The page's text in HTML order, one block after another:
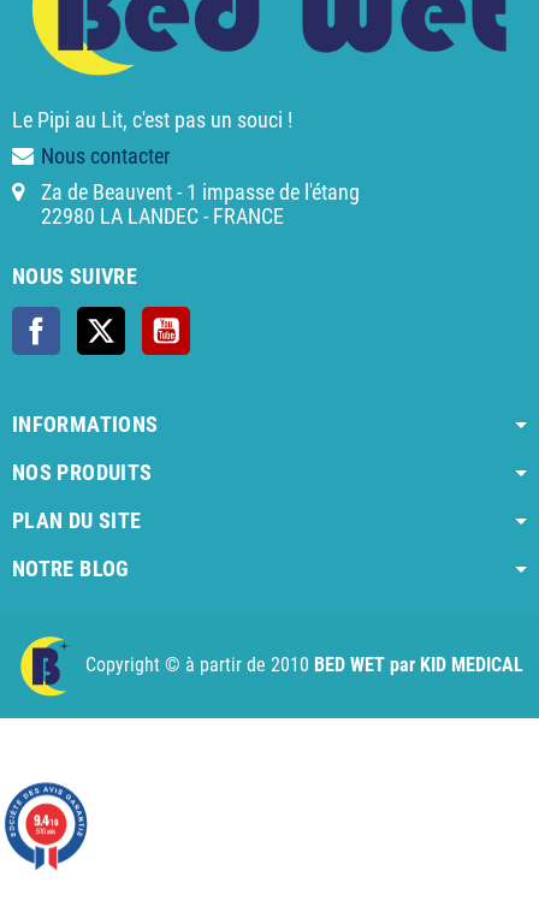
Le Pipi au Lit, c'est pas un souci !
Nous contacter
Za de Beauvent - 1 impasse de l'étang
22980 LA LANDEC - FRANCE
NOUS SUIVRE
Facebook
INFORMATIONS
NOS PRODUITS
PLAN DU SITE
NOTRE BLOG
Copyright © à partir de 2010 BED WET par KID MEDICAL
9.4/10
970 avis